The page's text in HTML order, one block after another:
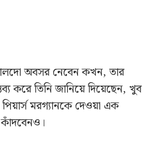
অবসর নেবেন কখন, তার
করে তিনি জানিয়ে দিয়েছেন, খুব
মরগ্যানকে দেওয়া এক